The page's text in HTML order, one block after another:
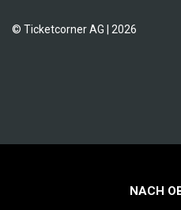
© Ticketcorner AG | 2026
NACH